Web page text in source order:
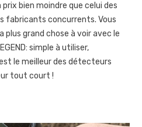
bien moindre que celui des
fabricants concurrents. Vous
plus grand chose à voir avec le
simple à utiliser,
le meilleur des détecteurs
tout court !